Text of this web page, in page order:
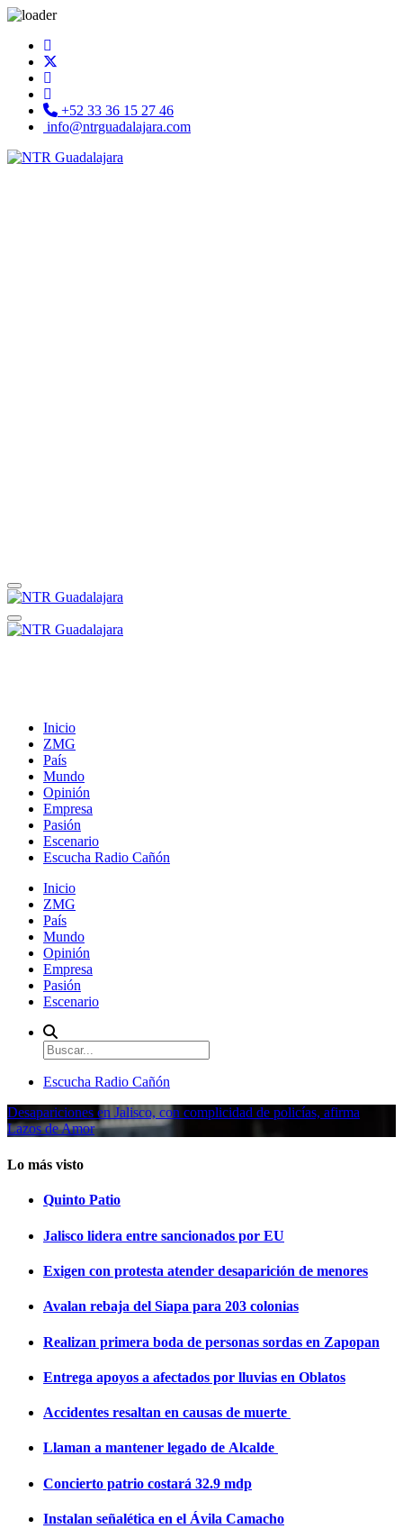
+52 33 36 15 27 46
info@ntrguadalajara.com
Inicio
ZMG
País
Mundo
Opinión
Empresa
Pasión
Escenario
Escucha Radio Cañón
Inicio
ZMG
País
Mundo
Opinión
Empresa
Pasión
Escenario
Escucha Radio Cañón
Desapariciones en Jalisco, con complicidad de policías, afirma
Lazos de Amor
Lo más visto
Quinto Patio
Jalisco lidera entre sancionados por EU
Exigen con protesta atender desaparición de menores
Avalan rebaja del Siapa para 203 colonias
Realizan primera boda de personas sordas en Zapopan
Entrega apoyos a afectados por lluvias en Oblatos
Accidentes resaltan en causas de muerte
Llaman a mantener legado de Alcalde
Concierto patrio costará 32.9 mdp
Instalan señalética en el Ávila Camacho